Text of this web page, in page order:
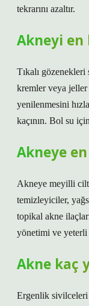
tekrarını azaltır.
Akneyi en
Tıkalı
kremler veya
yenilenmesini
kaçının. Bol su
Akneye
Akneye meyilli
temizleyiciler,
topikal akne
yönetimi ve yeterli
Akne kaç
Ergenlik sivilceleri